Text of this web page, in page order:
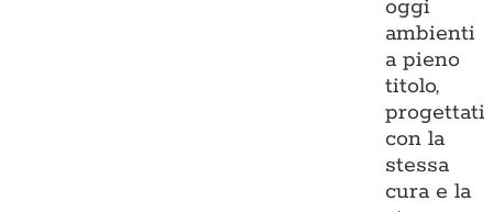
oggi
ambienti
a pieno
titolo,
progettati
con la
stessa
cura e la